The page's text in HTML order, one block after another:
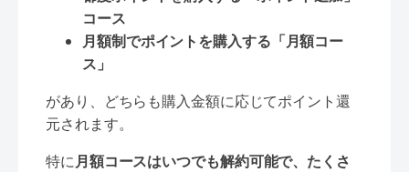
コース
月額制でポイントを購入する「月額コー
ス」
があり、どちらも購入金額に応じてポイント還
元されます。
特に月額コースはいつでも解約可能で、たくさ